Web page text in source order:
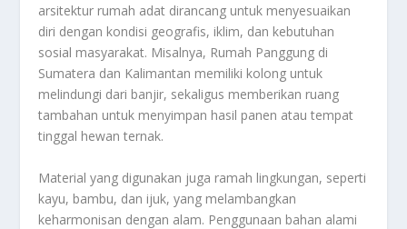
arsitektur rumah adat dirancang untuk menyesuaikan
diri dengan kondisi geografis, iklim, dan kebutuhan
sosial masyarakat. Misalnya, Rumah Panggung di
Sumatera dan Kalimantan memiliki kolong untuk
melindungi dari banjir, sekaligus memberikan ruang
tambahan untuk menyimpan hasil panen atau tempat
tinggal hewan ternak.
Material yang digunakan juga ramah lingkungan, seperti
kayu, bambu, dan ijuk, yang melambangkan
keharmonisan dengan alam. Penggunaan bahan alami